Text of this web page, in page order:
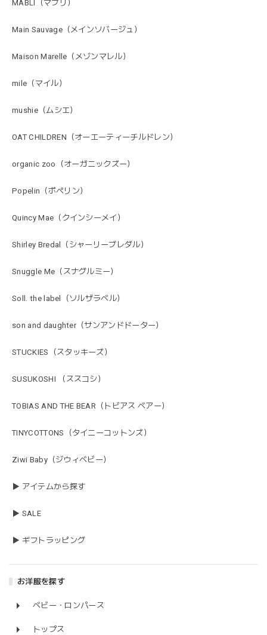
MABLI（マブリ）
Main Sauvage（メインソバージュ）
Maison Marelle（メゾンマレル）
mile（マイル）
mushie（ムシエ）
OAT CHILDREN（オーエーティーチルドレン）
organic zoo（オーガニックズー）
Popelin（ポペリン）
Quincy Mae（クインシーメイ）
Shirley Bredal（シャーリーブレダル）
Snuggle Me（スナグルミー）
Soll. the label（ソルザラベル）
son and daughter（サンアンドドーター）
STUCKIES（スタッキーズ）
SUSUKOSHI （ススコシ）
TOBIAS AND THE BEAR（トビアス ベアー）
TINYCOTTONS（タイニーコットンズ）
Ziwi Baby（ジウィベビー）
▶ アイテムから探す
▶ SALE
▶ ギフトラッピング
お洋服を探す
ベビー・ロンパース
トップス